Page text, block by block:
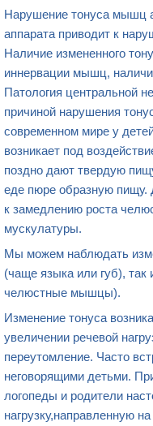
Нарушение тонуса мышц
аппарата приводит к
Наличие измененного
иннервации мышц,
Патология центральной
причиной нарушения
современном мире у
возникает под
поздно дают твердую
еде пюре образную пищу.
к замедлению роста
мускулатуры.
Мы можем наблюдать
(чаще языка или губ),
челюстные мышцы).
Изменение тонуса
увеличении речевой
переутомление. Часто
неговорящими детьми.
логопеды и родители
нагрузку,направленную